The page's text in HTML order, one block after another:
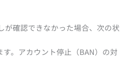
が確認できなかった場合、次の状
す。アカウント停止（BAN）の対